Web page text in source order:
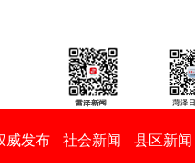
威发布 社会新闻 县区新闻